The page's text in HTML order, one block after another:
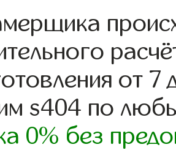
от 7
s404 по
0% без